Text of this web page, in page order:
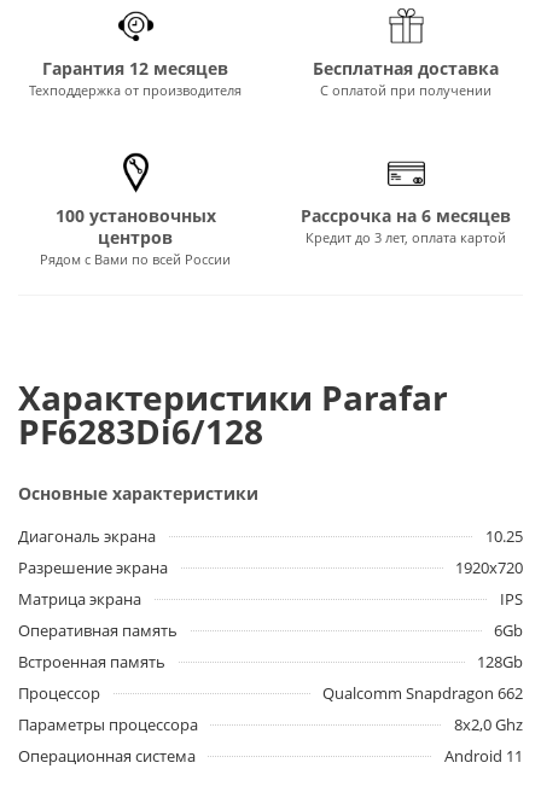
Гарантия 12 месяцев
Техподдержка от производителя
Бесплатная доставка
С оплатой при получении
100 установочных
центров
Рядом с Вами по всей России
Рассрочка на 6 месяцев
Кредит до 3 лет, оплата картой
Характеристики Parafar
PF6283Di6/128
Основные характеристики
Диагональ экрана
10.25
Разрешение экрана
1920x720
Матрица экрана
IPS
Оперативная память
6Gb
Встроенная память
128Gb
Процессор
Qualcomm Snapdragon 662
Параметры процессора
8x2,0 Ghz
Операционная система
Android 11